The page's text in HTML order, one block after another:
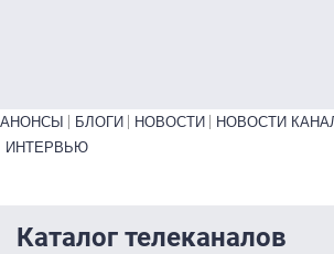
Primary links bottom
АНОНСЫ БЛОГИ НОВОСТИ НОВОСТИ
ИНТЕРВЬЮ
Каталог телеканалов